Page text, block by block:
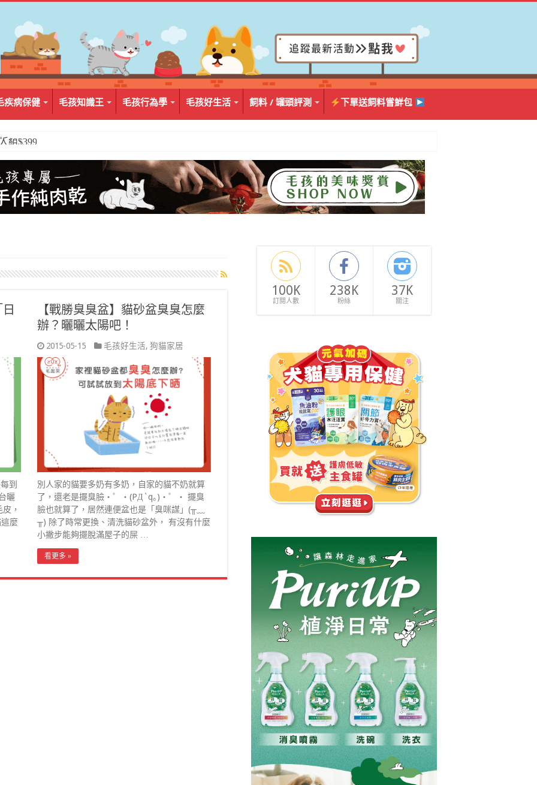
疾病保健 毛孩知識王 毛孩行為學 毛孩好生活 飼料 / 罐頭評測 下單送飼料嘗鮮包
組$399
到
曬
，
麼
【戰勝臭臭盆】貓砂盆臭臭怎麼
辦？曬曬太陽吧！
2015-05-15 毛孩好生活, 狗貓家居
別人家的貓要多奶有多奶，自家的貓不奶就算
了，還老是擺臭臉・゜・(PД`q｡)・゜・ 擺臭
臉也就算了，居然連便盆也是「臭咪謀」(╥﹏
╥) 除了時常更換、清洗貓砂盆外， 有沒有什麼
小撇步能夠擺脫滿屋子的屎 …
看更多 »
100K
訂閱人數
238K
粉絲
37K
關注